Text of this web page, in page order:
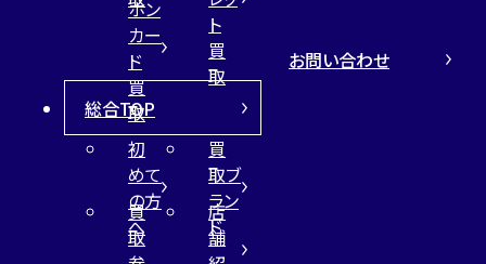
ト
買
取
ホン
カー
ド
買
取
総合TOP
初
めて
の方
へ
買
取ブ
ラン
ド
買
取
店
舗
お問い合わせ